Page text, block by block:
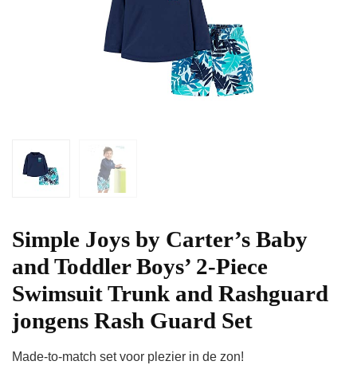
Simple Joys by Carter’s Baby
and Toddler Boys’ 2-Piece
Swimsuit Trunk and Rashguard
jongens Rash Guard Set
Made-to-match set voor plezier in de zon!